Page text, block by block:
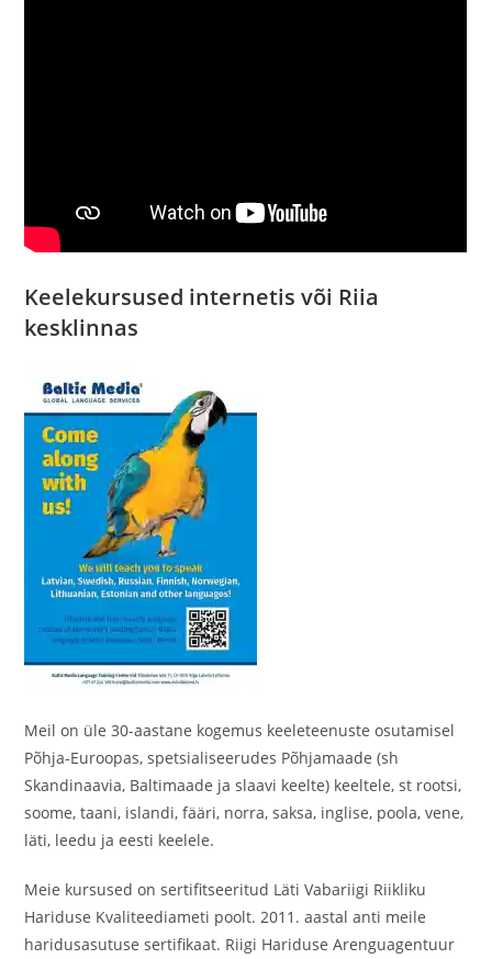
Keelekursused internetis või Riia
kesklinnas
Meil on üle 30-aastane kogemus keeleteenuste osutamisel
Põhja-Euroopas, spetsialiseerudes Põhjamaade (sh
Skandinaavia, Baltimaade ja slaavi keelte) keeltele, st rootsi,
soome, taani, islandi, fääri, norra, saksa, inglise, poola, vene,
läti, leedu ja eesti keelele.
Meie kursused on sertifitseeritud Läti Vabariigi Riikliku
Hariduse Kvaliteediameti poolt. 2011. aastal anti meile
haridusasutuse sertifikaat. Riigi Hariduse Arenguagentuur